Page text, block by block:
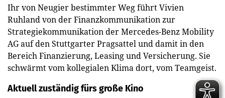
Ihr von Neugier bestimmter Weg führt Vivien
Ruhland von der Finanzkommunikation zur
Strategiekommunikation der Mercedes-Benz Mobility
AG auf den Stuttgarter Pragsattel und damit in den
Bereich Finanzierung, Leasing und Versicherung. Sie
schwärmt vom kollegialen Klima dort, vom Teamgeist.
Aktuell zuständig fürs große Kino